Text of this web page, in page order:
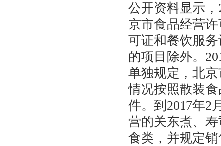
公开资料显示
京市食品经营
可证和餐饮服
的项目除外。
单独规定，北
情况按照散装
件。到2017年2
营的关东煮、
食类，并规定